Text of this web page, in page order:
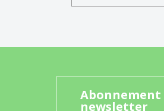
Abonnement
newsletter